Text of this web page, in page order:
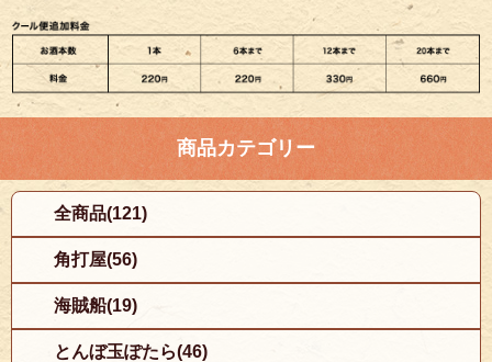
商品カテゴリー
全商品(121)
角打屋(56)
海賊船(19)
とんぼ玉ぽたら(46)